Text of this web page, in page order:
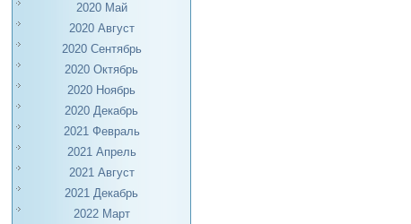
2020 Май
2020 Август
2020 Сентябрь
2020 Октябрь
2020 Ноябрь
2020 Декабрь
2021 Февраль
2021 Апрель
2021 Август
2021 Декабрь
2022 Март